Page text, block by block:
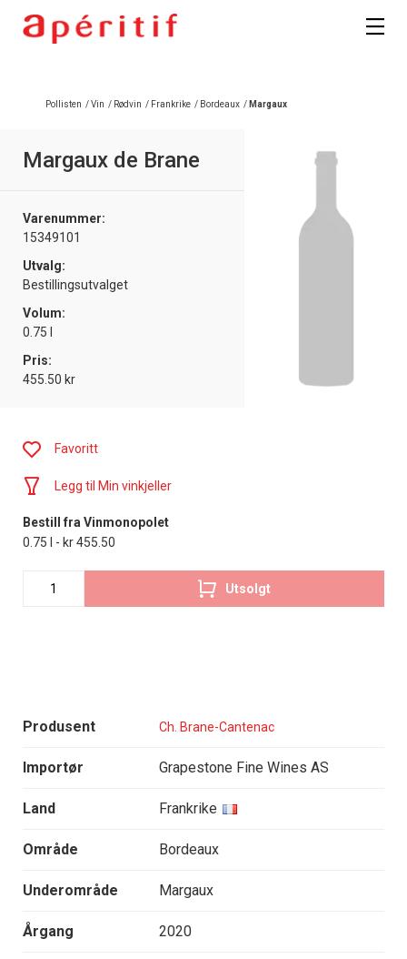
Pollisten /Vin / Rødvin / Frankrike / Bordeaux / Margaux
Margaux de Brane
Varenummer:
15349101
Utvalg:
Bestillingsutvalget
Volum:
0.75 l
Pris:
455.50 kr
Produsent Ch. Brane-Cantenac
Importør Grapestone Fine Wines AS
Land Frankrike
Område Bordeaux
Underområde Margaux
Årgang 2020
Favoritt
Legg til Min vinkjeller
Bestill fra Vinmonopolet
0.75 l - kr 455.50
Utsolgt